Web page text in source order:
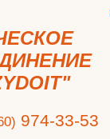
974-33-53